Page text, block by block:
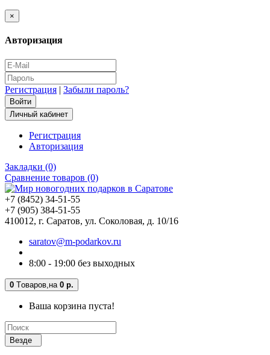
×
Авторизация
Регистрация | Забыли пароль?
Личный кабинет
Регистрация
Авторизация
Закладки (0)
Сравнение товаров (0)
+7 (8452) 34-51-55
+7 (905) 384-51-55
410012, г. Саратов, ул. Соколовая, д. 10/16
saratov@m-podarkov.ru
8:00 - 19:00 без выходных
0 Tоваров, на 0 р.
Ваша корзина пуста!
Везде